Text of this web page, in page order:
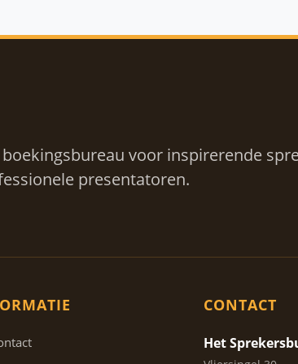
boekingsbureau voor inspirerende
presentatoren.
CONTACT
Het